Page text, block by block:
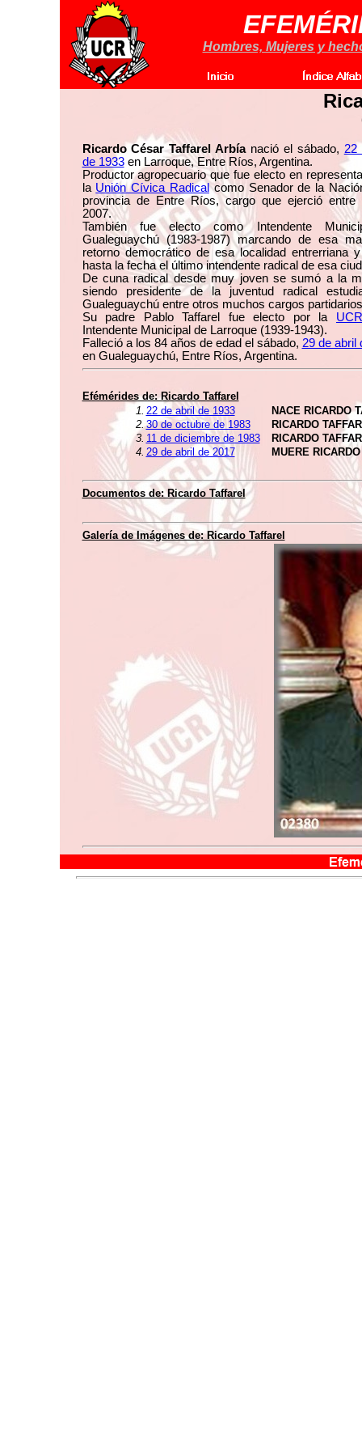
Hombres, Mujeres y
Ricardo César Taffarel Arbíanació el sábado, 22
de 1933en Larroque, Entre Ríos, Argentina.
Productor agropecuario que fue electo en
la Unión Cívica Radicalcomo Senador de la
provincia de Entre Ríos, cargo que ejerció entre
2007.
También fue electo como Intendente
Gualeguaychú (1983-1987) marcando de esa
retorno democrático de esa localidad entrerriana
hasta la fecha el último intendente radical de esa
De cuna radical desde muy joven se sumó a la
siendo presidente de la juventud radical
Gualeguaychú entre otros muchos cargos
Su padre Pablo Taffarel fue electo por la UCR
Intendente Municipal de Larroque (1939-1943).
Falleció a los 84 años de edad el sábado, 29 de abril
en Gualeguaychú, Entre Ríos, Argentina.
Efémérides de: Ricardo Taffarel
1. 22 de abril de 1933
NACE RICARDO
2.30 de octubre de 1983
RICARDO
3. 11 de diciembre de 1983
RICARDO
4. 29 de abril de 2017 MUERE
Documentos de: Ricardo Taffarel
Galería de Imágenes de: Ricardo Taffarel